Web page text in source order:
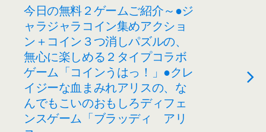
今日の無料２ゲームご紹介～●ジ
ャラジャラコイン集めアクショ
ン＋コイン３つ消しパズルの、
無心に楽しめる２タイプコラボ
ゲーム「コインうはっ！」●クレ
イジーな血まみれアリスの、な
んでもこいのおもしろディフェ
ンスゲーム「ブラッディ アリ